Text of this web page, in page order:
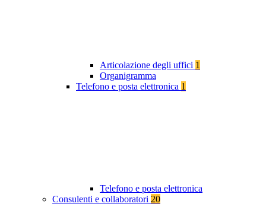
Articolazione degli uffici 1
Organigramma
Telefono e posta elettronica 1
Telefono e posta elettronica
Consulenti e collaboratori 20